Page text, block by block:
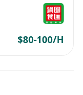
$80-100/H